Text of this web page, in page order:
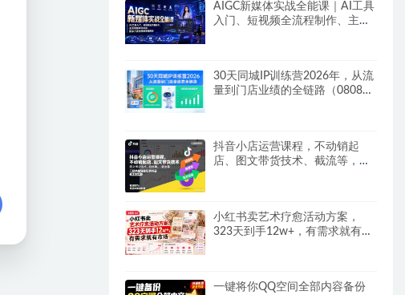
AIGC新媒体实战全能课｜AI工具
入门、短视频全流程制作、主流
30天同城IP训练营2026年，从流
量到门店业绩的全链路（0808更
抖音小店运营课程，不动销起
店、图文带货技术、截流等，三
小红书卖艺术疗愈活动方案，
323天到手12w+，有需求就有市
一键将你QQ空间全部内容备份